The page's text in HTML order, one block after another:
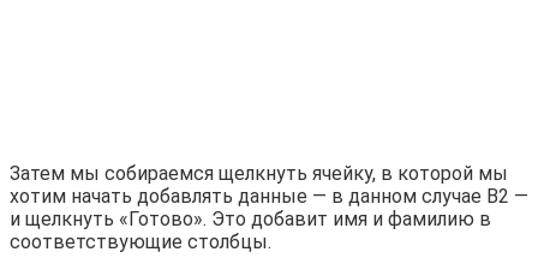
Затем мы собираемся щелкнуть ячейку, в которой мы
хотим начать добавлять данные — в данном случае B2 —
и щелкнуть «Готово». Это добавит имя и фамилию в
соответствующие столбцы.